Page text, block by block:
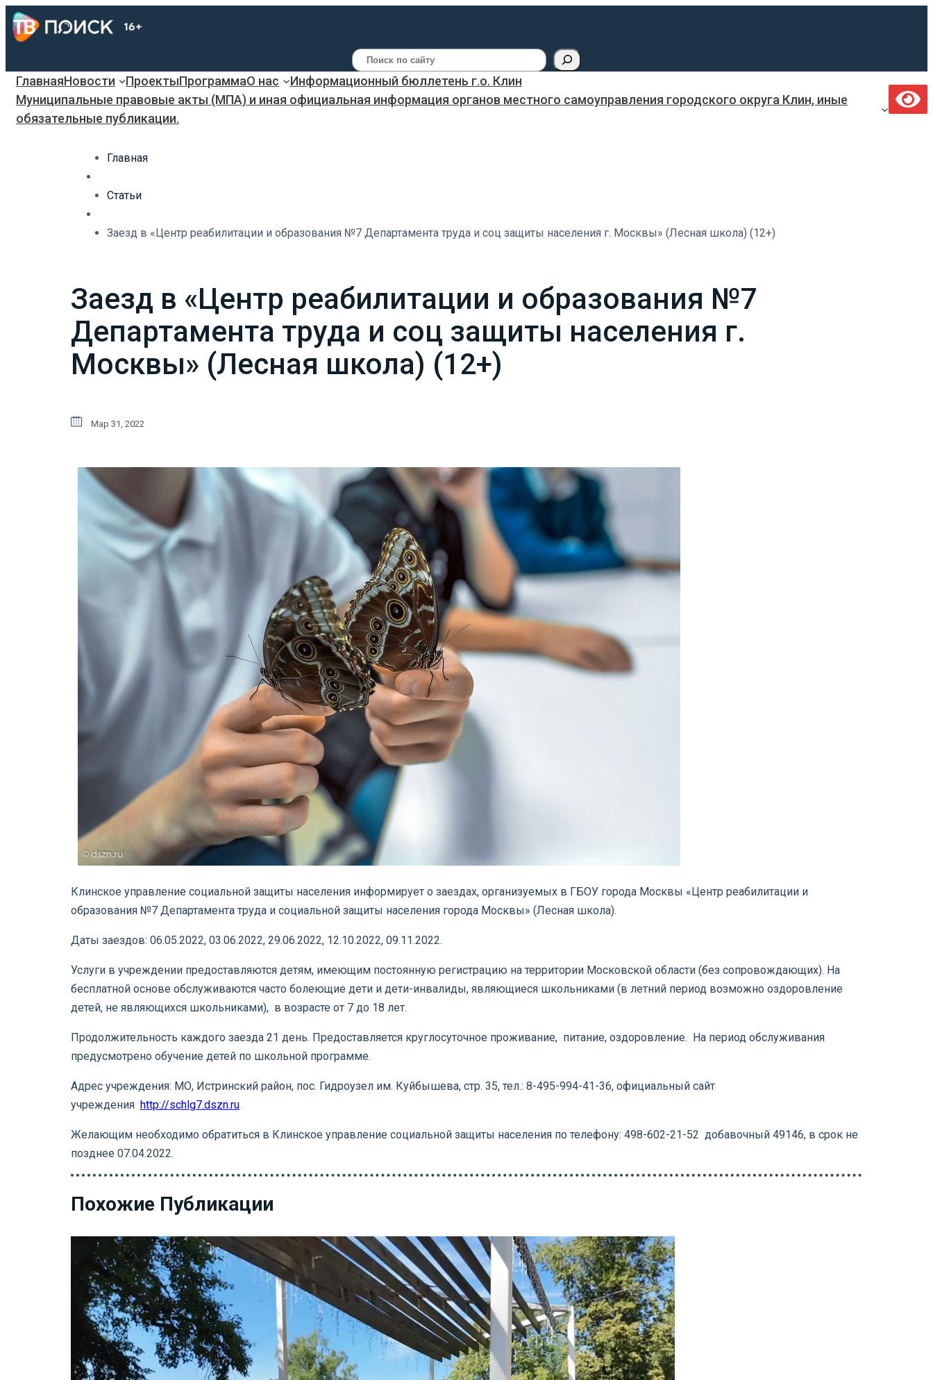
Поиск
ГлавнаяНовости ПроектыПрограммаО нас
Информационный бюллетень г.о. Клин
Муниципальные правовые акты (МПА) и иная официальная информация органов местного самоуправления городского округа Клин, иные
обязательные публикации.
Главная
Статьи
Заезд в «Центр реабилитации и образования №7 Департамента труда и соц защиты населения г. Москвы» (Лесная школа) (12+)
Заезд в «Центр реабилитации и образования №7
Департамента труда и соц защиты населения г.
Москвы» (Лесная школа) (12+)
Мар 31, 2022
Клинское управление социальной защиты населения информирует о заездах, организуемых в ГБОУ города Москвы «Центр реабилитации и
образования №7 Департамента труда и социальной защиты населения города Москвы» (Лесная школа).
Даты заездов: 06.05.2022, 03.06.2022, 29.06.2022, 12.10.2022, 09.11.2022.
Услуги в учреждении предоставляются детям, имеющим постоянную регистрацию на территории Московской области (без сопровождающих). На
бесплатной основе обслуживаются часто болеющие дети и дети-инвалиды, являющиеся школьниками (в летний период возможно оздоровление
детей, не являющихся школьниками), в возрасте от 7 до 18 лет.
Продолжительность каждого заезда 21 день. Предоставляется круглосуточное проживание, питание, оздоровление. На период обслуживания
предусмотрено обучение детей по школьной программе.
Адрес учреждения: МО, Истринский район, пос. Гидроузел им. Куйбышева, стр. 35, тел.: 8-495-994-41-36, официальный сайт
учреждения http://schlg7.dszn.ru
Желающим необходимо обратиться в Клинское управление социальной защиты населения по телефону: 498-602-21-52 добавочный 49146, в срок не
позднее 07.04.2022.
Похожие Публикации